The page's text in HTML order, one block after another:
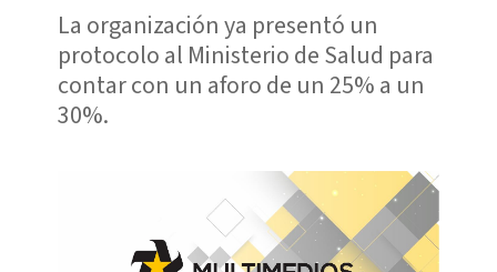
La organización ya presentó un
protocolo al Ministerio de Salud para
contar con un aforo de un 25% a un
30%.